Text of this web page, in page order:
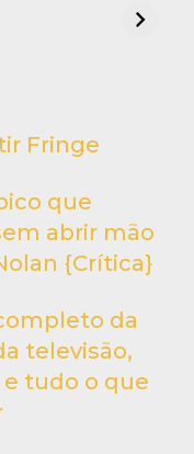
Fringe
que
abrir mão
{Crítica}
da
televisão,
tudo o que